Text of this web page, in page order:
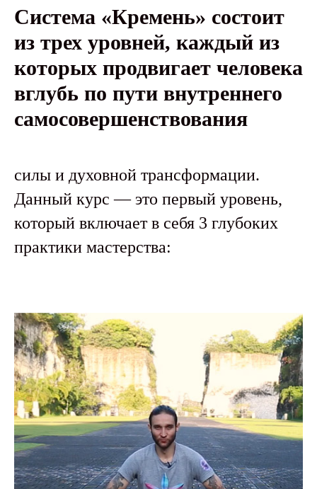
Система «Кремень» состоит
из трех уровней, каждый из
которых продвигает человека
вглубь по пути внутреннего
самосовершенствования
cилы и духовной трансформации.
Данный курс — это первый уровень,
который включает в себя 3 глубоких
практики мастерства: